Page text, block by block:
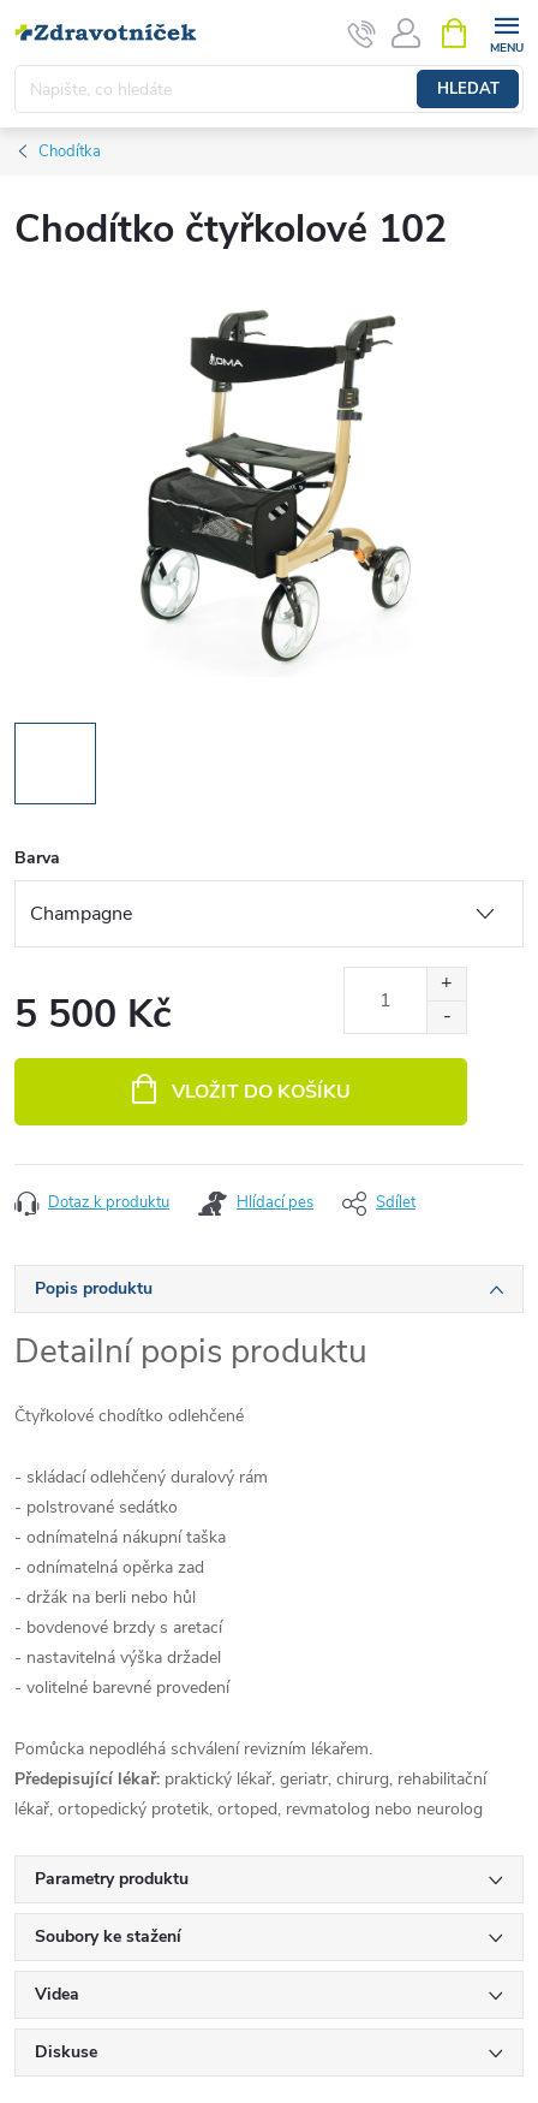
HLEDAT
Chodítka
Chodítko čtyřkolové 102
Barva
5 500 Kč
VLOŽIT DO KOŠÍKU
Dotaz k produktu Hlídací pes Sdílet
Popis produktu
Detailní popis produktu
Čtyřkolové chodítko odlehčené
- skládací odlehčený duralový rám
- polstrované sedátko
- odnímatelná nákupní taška
- odnímatelná opěrka zad
- držák na berli nebo hůl
- bovdenové brzdy s aretací
- nastavitelná výška držadel
- volitelné barevné provedení
Pomůcka nepodléhá schválení revizním lékařem.
Předepisující lékař: praktický lékař, geriatr, chirurg, rehabilitační
lékař, ortopedický protetik, ortoped, revmatolog nebo neurolog
Parametry produktu
Soubory ke stažení
Videa
Diskuse